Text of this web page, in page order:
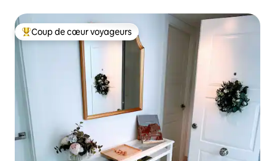
Coups de cœur voyageurs les plus appréciés
Coup de cœur voyageurs